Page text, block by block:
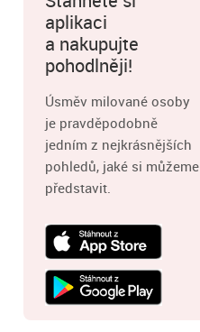
aplikaci
a nakupujte
pohodlněji!
Úsměv milované osoby
je pravděpodobně
jedním z nejkrásnějších
pohledů, jaké si můžeme
představit.